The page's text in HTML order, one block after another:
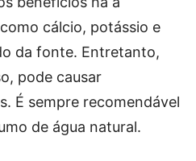
cálcio, potássio e
da fonte. Entretanto,
pode causar
É sempre recomendável
de água natural.